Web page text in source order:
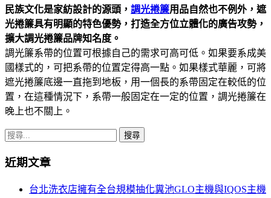
字:
民族文化是家紡設計的源頭， 調光捲簾用品自然也不例外，遮
光捲簾具有明顯的特色優勢，打造全方位立體化的廣告攻勢，
擴大調光捲簾品牌知名度。
調光簾系帶的位置可根據自己的需求可高可低。如果要系成美
國樣式的，可把系帶的位置定得高一點。如果樣式華麗，可將
遮光捲簾底邊一直拖到地板，用一個長的系帶固定在較低的位
置，在這種情況下，系帶一般固定在一定的位置，調光捲簾在
晚上也不關上。
搜
關
近期文章
台北洗衣店擁有全台規模抽化糞池GLO主機與IQOS主機